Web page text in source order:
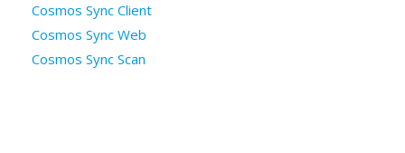
Connexion
Cosmos Sync Client
Cosmos Sync Web
Cosmos Sync Scan